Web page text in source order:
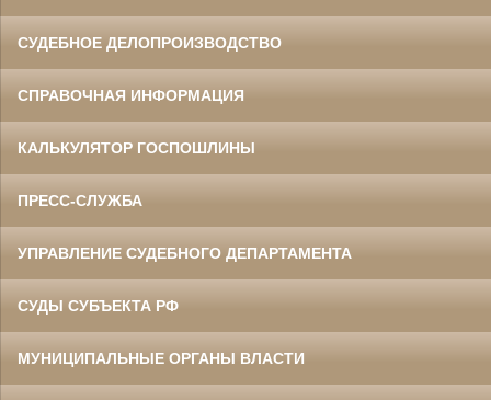
СУДЕБНОЕ ДЕЛОПРОИЗВОДСТВО
СПРАВОЧНАЯ ИНФОРМАЦИЯ
КАЛЬКУЛЯТОР ГОСПОШЛИНЫ
ПРЕСС-СЛУЖБА
УПРАВЛЕНИЕ СУДЕБНОГО ДЕПАРТАМЕНТА
СУДЫ СУБЪЕКТА РФ
МУНИЦИПАЛЬНЫЕ ОРГАНЫ ВЛАСТИ